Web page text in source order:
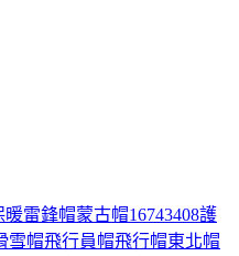
雷鋒帽蒙古帽16743408護
雪帽飛行員帽飛行帽東北帽